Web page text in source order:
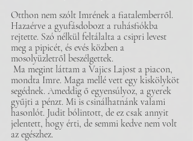
Otthon nem szólt Imrének a fiatalemberről.
Hazaérve a gyufásdobozt a ruhásfiókba
rejtette. Szó nélkül feltálalta a csipri levest
meg a pipicét, és evés közben a
mosolyüzletről beszélgettek.
mondta Imre. Maga mellé vett egy kiskölyköt
segédnek. Ameddig ő egyensúlyoz, a gyerek
gyűjti a pénzt. Mi is csinálhatnánk valami
hasonlót. Judit bólintott, de ez csak annyit
jelentett, hogy érti, de semmi kedve nem volt
az egészhez.